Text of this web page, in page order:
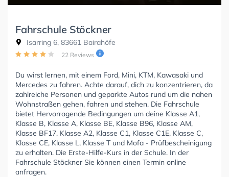
Fahrschule Stöckner
Isarring 6, 83661 Bairahöfe
22 Reviews
Du wirst lernen, mit einem Ford, Mini, KTM, Kawasaki und
Mercedes zu fahren. Achte darauf, dich zu konzentrieren, da
zahlreiche Personen und geparkte Autos rund um die nahen
Wohnstraßen gehen, fahren und stehen. Die Fahrschule
bietet Hervorragende Bedingungen um deine Klasse A1,
Klasse B, Klasse A, Klasse BE, Klasse B96, Klasse AM,
Klasse BF17, Klasse A2, Klasse C1, Klasse C1E, Klasse C,
Klasse CE, Klasse L, Klasse T und Mofa - Prüfbescheinigung
zu erhalten. Die Erste-Hilfe-Kurs in der Schule. In der
Fahrschule Stöckner Sie können einen Termin online
anfragen.